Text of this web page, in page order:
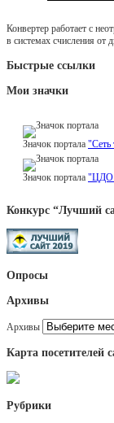
Конвертер работает с
в системах счисления от
Быстрые ссылки
Мои значки
Значок портала "Сеть
Значок портала
Конкурс “Лучший
Опросы
Архивы
Архивы
Карта посетителей
Рубрики